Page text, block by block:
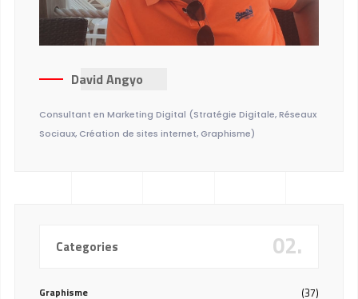
David Angyo
Consultant en Marketing Digital (Stratégie Digitale, Réseaux
Sociaux, Création de sites internet, Graphisme)
Categories 02.
Graphisme (37)